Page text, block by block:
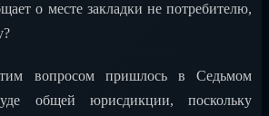
о месте закладки не потребителю,
вопросом пришлось в Седьмом
общей юрисдикции, поскольку